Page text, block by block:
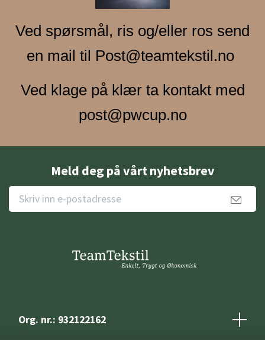
Ved spørsmål, ris og/eller ros send
en mail til Post@teamtekstil.no
Ved klage på klær ta kontakt med
post@pwcup.no
Meld deg på vårt nyhetsbrev
Org. nr.: 932122162